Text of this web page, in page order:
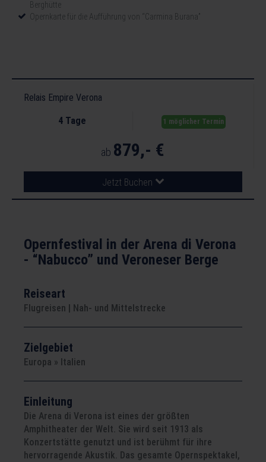
Berghütte
Opernkarte für die Aufführung von “Carmina Burana”
Relais Empire Verona
4 Tage 1 möglicher Termin
ab 879,- €
Jetzt Buchen
Opernfestival in der Arena di Verona
- “Nabucco” und Veroneser Berge
Reiseart
Flugreisen | Nah- und Mittelstrecke
Zielgebiet
Europa » Italien
Einleitung
Die Arena di Verona ist eines der größten
Amphitheater der Welt. Sie wird seit 1913 als
Konzertstätte genutzt und ist berühmt für ihre
hervorragende Akustik. Das gesamte Opernspektakel,